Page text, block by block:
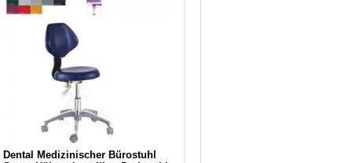
Dental Medizinischer Bürostuhl